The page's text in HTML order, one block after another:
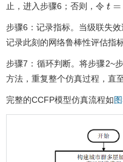
止，进入步骤6；否则，令 t=t+
步骤6：记录指标。当级联失
记录此刻的网络鲁棒性评估指标
步骤7：循环判断。将步骤2~
方法，重复整个仿真过程，直
完整的CCFP模型仿真流程如